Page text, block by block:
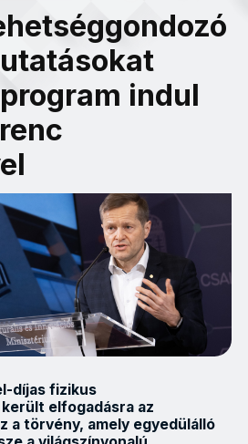
indul
díjas fizikus
elfogadásra az
a törvény, amely egyedülálló